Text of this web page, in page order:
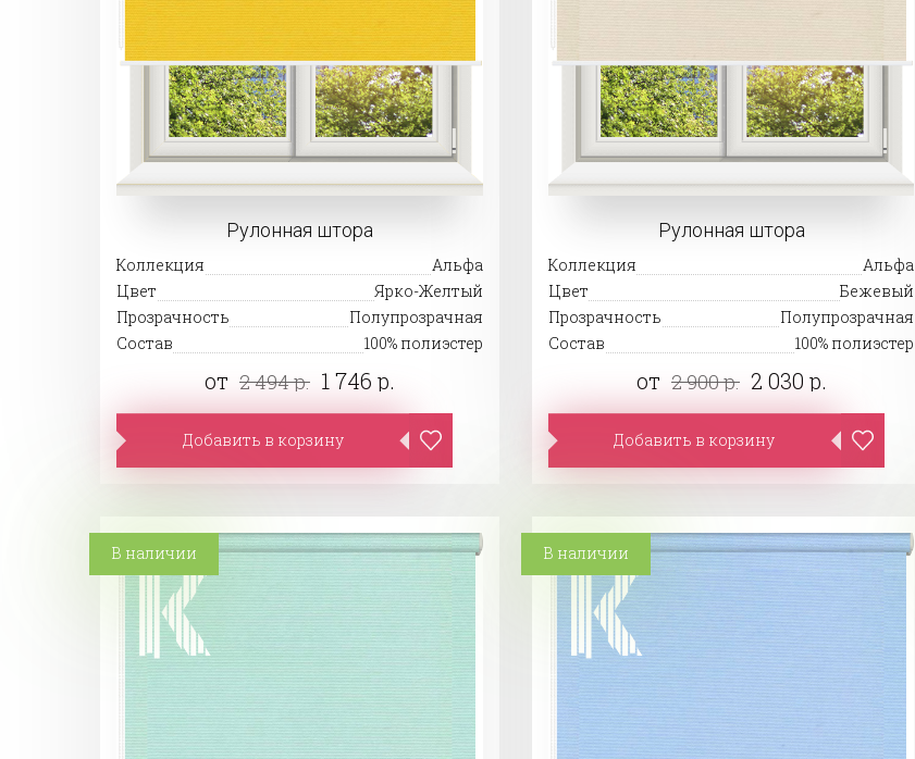
Рулонная штора
Коллекция
Альфа
Цвет
Ярко-Желтый
Прозрачность
Полупрозрачная
Состав
100% полиэстер
от 2 494 р. 1 746 р.
Добавить в корзину
Рулонная штора
Коллекция
Альфа
Цвет
Бежевый
Прозрачность
Полупрозрачная
Состав
100% полиэстер
от 2 900 р. 2 030 р.
Добавить в корзину
В наличии В наличии